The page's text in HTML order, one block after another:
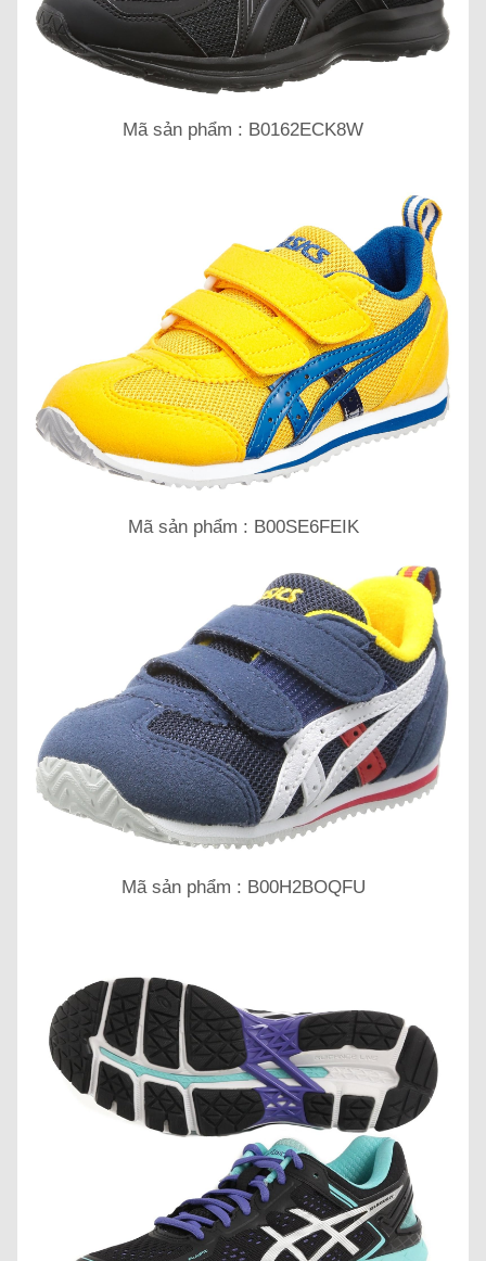
Mã sản phẩm : B0162ECK8W
Mã sản phẩm : B00SE6FEIK
Mã sản phẩm : B00H2BOQFU